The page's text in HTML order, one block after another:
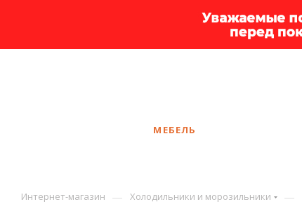
МЕБЕЛЬ
Интернет-магазин — Холодильники и морозильники —